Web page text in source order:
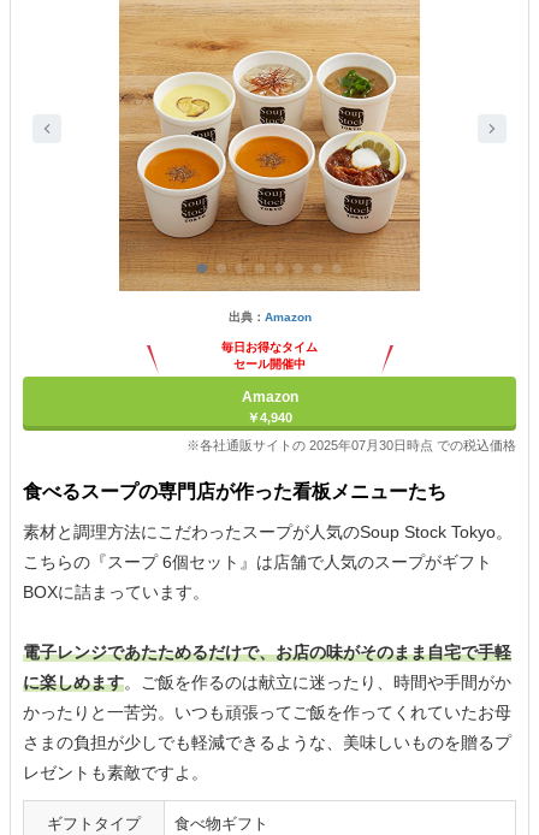
出典： Amazon
毎日お得なタイム
セール開催中
Amazon
￥4,940
※各社通販サイトの 2025年07月30日時点 での税込価格
食べるスープの専門店が作った看板メニューたち
素材と調理方法にこだわったスープが人気のSoup Stock Tokyo。
こちらの『スープ 6個セット』は店舗で人気のスープがギフト
BOXに詰まっています。
電子レンジであたためるだけで、お店の味がそのまま自宅で手軽
に楽しめます。ご飯を作るのは献立に迷ったり、時間や手間がか
かったりと一苦労。いつも頑張ってご飯を作ってくれていたお母
さまの負担が少しでも軽減できるような、美味しいものを贈るプ
レゼントも素敵ですよ。
ギフトタイプ 食べ物ギフト